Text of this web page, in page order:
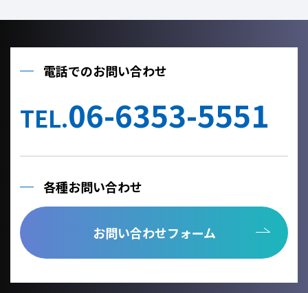
ん。
利用目的の達成に必要な範囲内において、個人情報の取扱いを他
他の事業者へ個人情報を委託する場合は、個人情報保護体制が整
を締結いたします。
当社への個人情報の利用目的の通知、開示、内容の訂正、追加ま
報の取り扱いに関する苦情は、以下の連絡先までご連絡くださ
Cookie情報としましては、今後のより良い情報提供を目指す為の
個人情報のご入力は任意ですが、正しく入力されていない場合に
国華電機株式会社
電話でのお問い合わせ
TEL.06-6353-5551
各種お問い合わせ
お問い合わせフォーム